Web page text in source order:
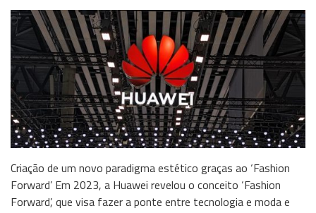
Criação de um novo paradigma estético graças ao ‘Fashion
Forward’ Em 2023, a Huawei revelou o conceito ‘Fashion
Forward’, que visa fazer a ponte entre tecnologia e moda e